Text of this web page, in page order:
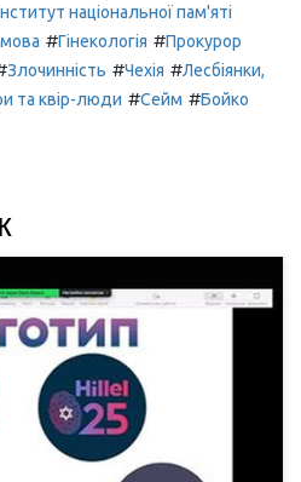
національної пам'яті
#Гінекологія #Прокурор
Злочинність #Чехія #Лесбіянки,
та квір-люди #Сейм #Бойко